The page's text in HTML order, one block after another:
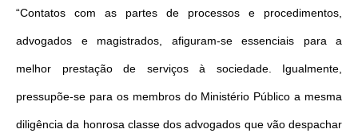
“Contatos com as partes de processos e procedimentos,
advogados e magistrados, afiguram-se essenciais para a
melhor prestação de serviços à sociedade. Igualmente,
pressupõe-se para os membros do Ministério Público a mesma
diligência da honrosa classe dos advogados que vão despachar